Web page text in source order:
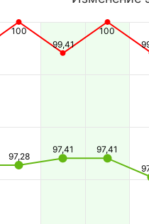
97,28
97,41
97,41
100
99,41
100